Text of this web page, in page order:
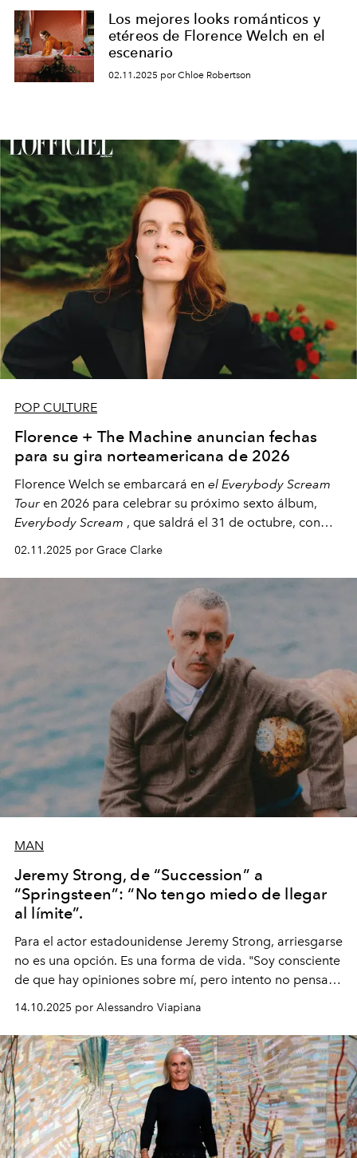
Los mejores looks románticos y
etéreos de Florence Welch en el
escenario
02.11.2025 por Chloe Robertson
POP CULTURE
Florence + The Machine anuncian fechas
para su gira norteamericana de 2026
Florence Welch se embarcará en el Everybody Scream
Tour en 2026 para celebrar su próximo sexto álbum,
Everybody Scream , que saldrá el 31 de octubre, con
fechas en Norteamérica a partir de abril del próximo
02.11.2025 por Grace Clarke
MAN
Jeremy Strong, de “Succession” a
“Springsteen”: “No tengo miedo de llegar
al límite”.
Para el actor estadounidense Jeremy Strong, arriesgarse
no es una opción. Es una forma de vida. "Soy consciente
de que hay opiniones sobre mí, pero intento no pensar
demasiado en cómo me perciben. Creo que es una
pérdida de tiempo", afirma.
14.10.2025 por Alessandro Viapiana